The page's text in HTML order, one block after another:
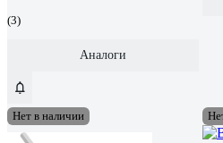
(3)
Аналоги
Нет в наличии